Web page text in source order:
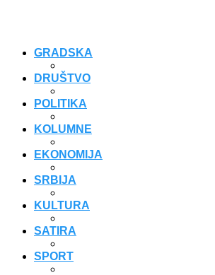
GRADSKA
DRUŠTVO
POLITIKA
KOLUMNE
EKONOMIJA
SRBIJA
KULTURA
SATIRA
SPORT